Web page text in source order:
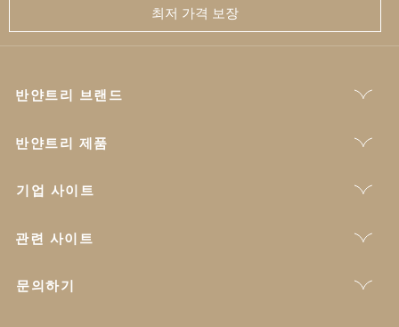
최저 가격 보장
반얀트리 브랜드
반얀트리 제품
기업 사이트
관련 사이트
문의하기